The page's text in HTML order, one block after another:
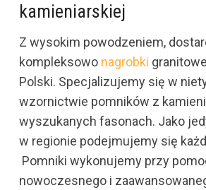
kamieniarskiej
Z wysokim powodzeniem,
kompleksowo nagrobki
Polski. Specjalizujemy się w
wzornictwie pomników z
wyszukanych fasonach. Jako
w regionie podejmujemy się
Pomniki wykonujemy przy
nowoczesnego i